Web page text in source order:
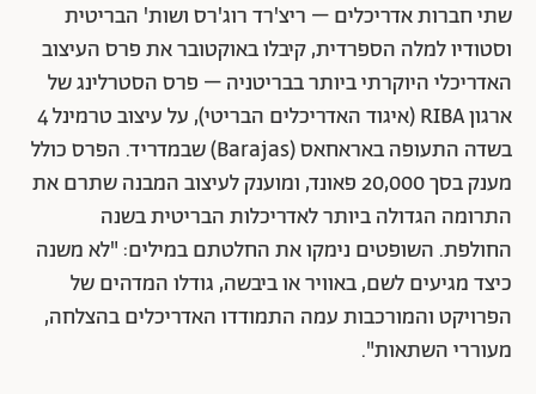
שתי חברות אדריכלים – ריצ'רד רוג'רס ושות' הבריטית
וסטודיו למלה הספרדית, קיבלו באוקטובר את פרס העיצוב
האדריכלי היוקרתי ביותר בבריטניה – פרס הסטרלינג של
ארגון RIBA (איגוד האדריכלים הבריטי), על עיצוב טרמינל 4
בשדה התעופה באראחאס (Barajas) שבמדריד. הפרס כולל
מענק בסך 20,000 פאונד, ומוענק לעיצוב המבנה שתרם את
התרומה הגדולה ביותר לאדריכלות הבריטית בשנה
החולפת. השופטים נימקו את החלטתם במילים: "לא משנה
כיצד מגיעים לשם, באוויר או ביבשה, גודלו המדהים של
הפרויקט והמורכבות עמה התמודדו האדריכלים בהצלחה,
מעוררי השתאות".